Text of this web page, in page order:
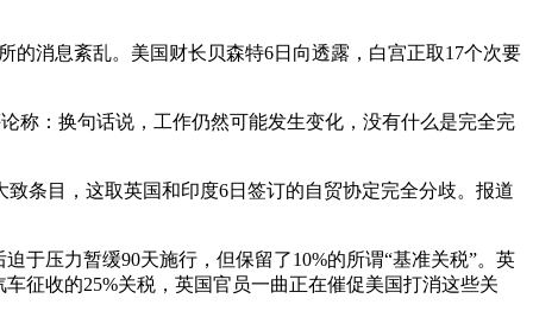
消息紊乱。美国财长贝森特6日向透露，白宫正取17个次要
：换句话说，工作仍然可能发生变化，没有什么是完全完
目，这取英国和印度6日签订的自贸协定完全分歧。报道
压力暂缓90天施行，但保留了10%的所谓“基准关税”。英
征收的25%关税，英国官员一曲正在催促美国打消这些关